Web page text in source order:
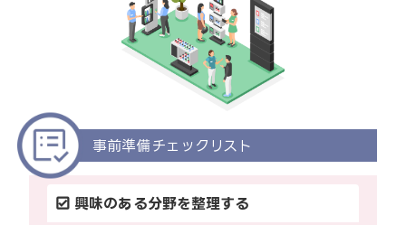
事前準備チェックリスト
興味のある分野を整理する